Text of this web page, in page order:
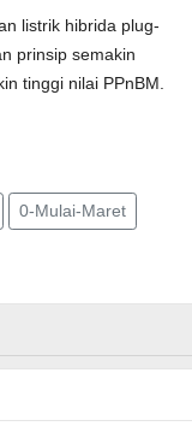
listrik hibrida plug-
prinsip semakin
tinggi nilai PPnBM.
0-Mulai-Maret